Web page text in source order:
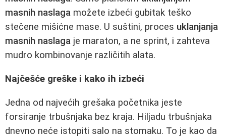
masnih naslaga možete izbeći gubitak teško
stečene mišićne mase. U suštini, proces uklanjanja
masnih naslaga je maraton, a ne sprint, i zahteva
mudro kombinovanje različitih alata.
Najčešće greške i kako ih izbeći
Jedna od najvećih grešaka početnika jeste
forsiranje trbušnjaka bez kraja. Hiljadu trbušnjaka
dnevno neće istopiti salo na stomaku. To je kao da